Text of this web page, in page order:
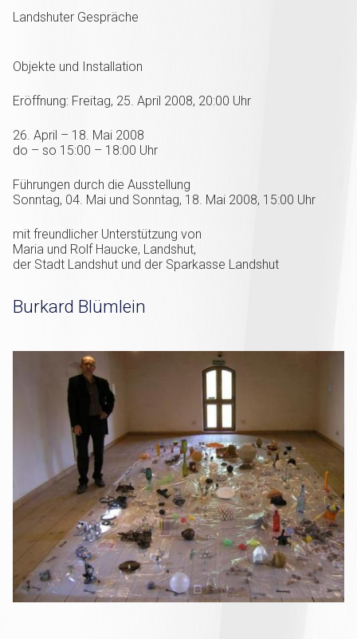
Landshuter Gespräche
Objekte und Installation
Eröffnung: Freitag, 25. April 2008, 20:00 Uhr
26. April – 18. Mai 2008
do – so 15:00 – 18:00 Uhr
Führungen durch die Ausstellung
Sonntag, 04. Mai und Sonntag, 18. Mai 2008, 15:00 Uhr
mit freundlicher Unterstützung von
Maria und Rolf Haucke, Landshut,
der Stadt Landshut und der Sparkasse Landshut
Burkard Blümlein